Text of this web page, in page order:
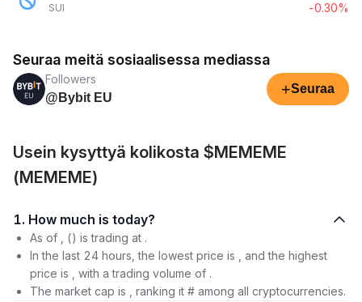
SUI
-0.30%
Seuraa meitä sosiaalisessa mediassa
Followers
@Bybit EU
+Seuraa
Usein kysyttyä kolikosta $MEMEME
(MEMEME)
1. How much is today?
As of , () is trading at .
In the last 24 hours, the lowest price is , and the highest
price is , with a trading volume of .
The market cap is , ranking it # among all cryptocurrencies.